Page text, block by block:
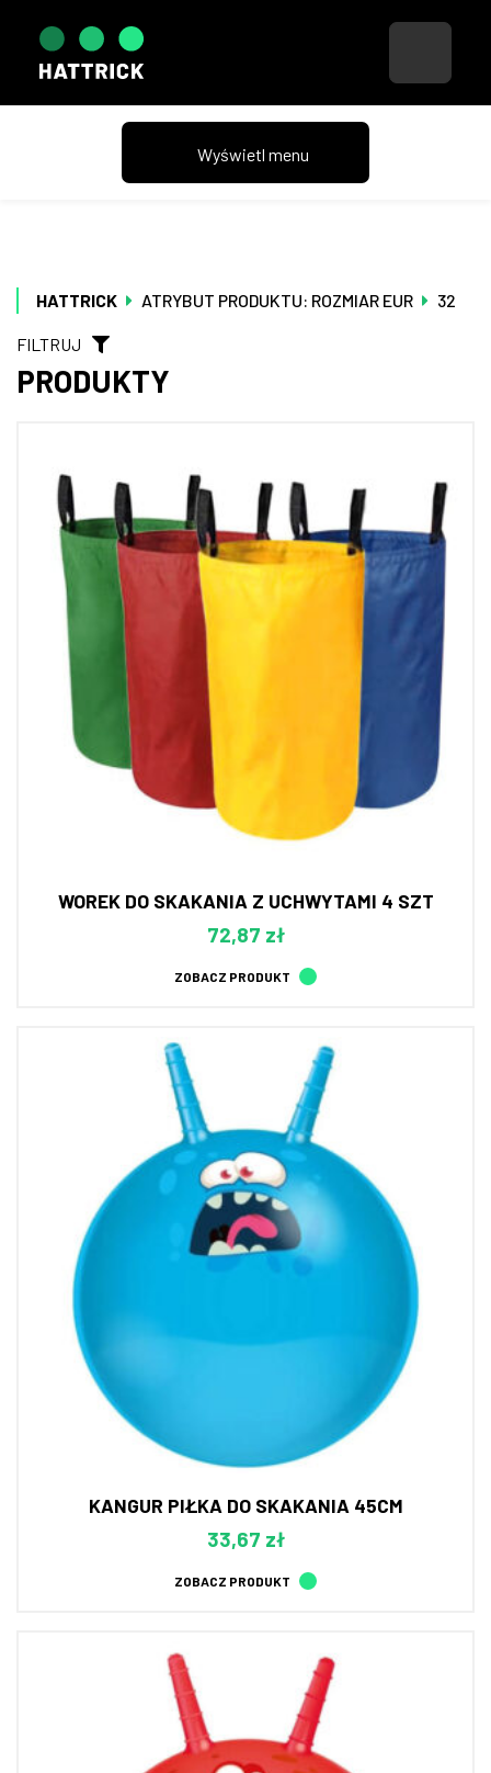
HATTRICK ATRYBUT PRODUKTU: ROZMIAR EUR 32
FILTRUJ
PRODUKTY
WOREK DO SKAKANIA Z UCHWYTAMI 4 SZT
72,87 zł
ZOBACZ PRODUKT
KANGUR PIŁKA DO SKAKANIA 45CM
33,67 zł
ZOBACZ PRODUKT